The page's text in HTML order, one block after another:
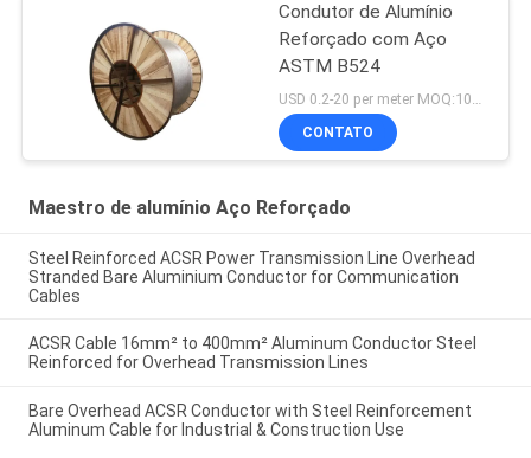
Condutor de Alumínio
Reforçado com Aço
ASTM B524
CONTATO
Maestro de alumínio Aço Reforçado
Steel Reinforced ACSR Power Transmission Line Overhead
Stranded Bare Aluminium Conductor for Communication
Cables
ACSR Cable 16mm² to 400mm² Aluminum Conductor Steel
Reinforced for Overhead Transmission Lines
Bare Overhead ACSR Conductor with Steel Reinforcement
Aluminum Cable for Industrial & Construction Use